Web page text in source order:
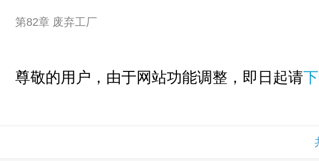
第82章 废弃工厂
尊敬的用户，由于网站功能调整，即日起请